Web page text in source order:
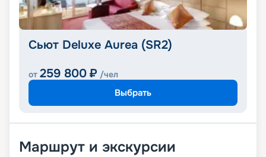
Сьют Deluxe Aurea (SR2)
от 259 800 ₽ /чел
Выбрать
Маршрут и экскурсии